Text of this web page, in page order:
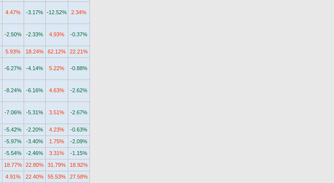
4.47% -3.17% -12.52% 2.34%
-2.50% -2.33% 4.93% -0.37%
5.93% 18.24% 62.12% 22.21%
-6.27% -4.14% 5.22% -0.88%
-8.24% -6.16% 4.63% -2.62%
-7.06% -5.31% 3.51% -2.67%
-5.42% -2.20% 4.23% -0.63%
-5.97% -3.40% 1.75% -2.09%
-5.54% -2.46% 3.31% -1.15%
18.77% 22.80% 31.79% 18.92%
4.91% 22.40% 55.53% 27.58%